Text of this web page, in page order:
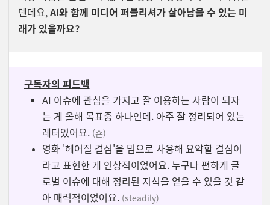
텐데요,AI와 함께 미디어 퍼블리셔가 살아남을 수 있는 미
래가 있을까요?
구독자의 피드백
AI 이슈에 관심을 가지고 잘 이용하는 사람이 되자
는 게 올해 목표중 하나인데. 아주 잘 정리되어 있는
레터였어요. (죤)
영화 '헤어질 결심'을 밈으로 사용해 요약할 결심이
라고 표현한 게 인상적이었어요. 누구나 편하게 글
로벌 이슈에 대해 정리된 지식을 얻을 수 있을 것 같
아 매력적이었어요. (steadily)